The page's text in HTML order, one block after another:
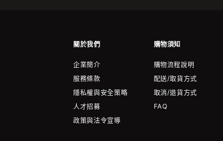
關於我們 購物須知
企業簡介
服務條款
隱私權與安全策略
人才招募
政策與法令宣導
購物流程說明
配送/取貨方式
取消/退貨方式
FAQ